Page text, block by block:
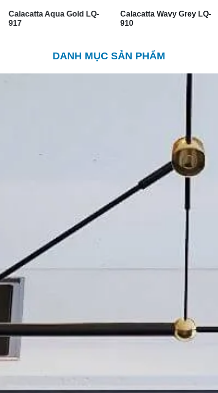
Calacatta Aqua Gold LQ-
917
Calacatta Wavy Grey LQ-
910
DANH MỤC SẢN PHẨM